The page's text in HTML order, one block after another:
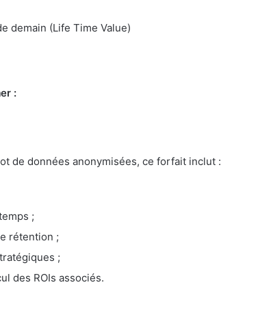
demain (Life Time Value)
:
de données anonymisées, ce forfait inclut :
;
rétention ;
;
des ROIs associés.